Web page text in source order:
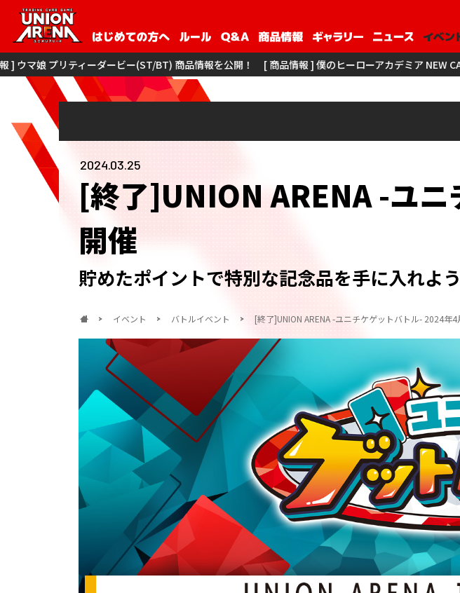
ビー(ST/BT) 商品情報を公開！ [ 商品情報 ] 僕のヒーローアカデミア NEW CARD SELECTION 商品情
2024.03.25
[終了]UNION ARENA-ユニ
開催
貯めたポイントで特別な記念品を手に入れよう
イベント バトルイベント [終了]UNION ARENA -ユニチケゲットバトル- 2024年4